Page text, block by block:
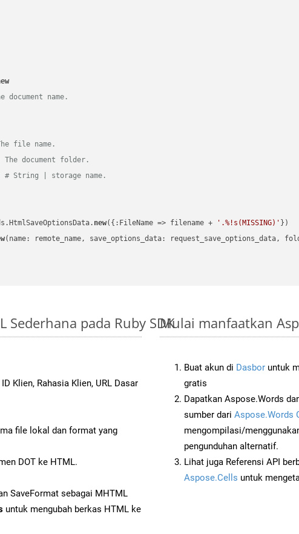
name.
file name.
document folder.
# String | storage name.
new({:FileName => filename + '.%!s(MISSING)' })
(name: remote_name, save_options_data:
Sederhana pada Ruby SDK
Klien, Rahasia Klien, URL Dasar
file lokal dan format yang
DOT ke HTML.
SaveFormat sebagai MHTML
untuk mengubah berkas HTML ke
Mulai manfaatkan
Buat akun di Dasbor untuk
gratis
Dapatkan Aspose.Words
sumber dari Aspose.Words
mengompilasi/
pengunduhan alternatif.
Lihat juga Referensi API
Aspose.Cells untuk